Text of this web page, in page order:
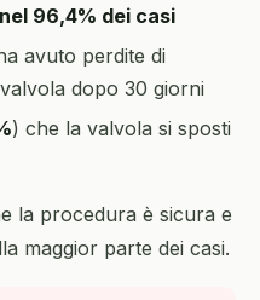
96,4% dei casi
avuto perdite di
dopo 30 giorni
) che la valvola si sposti
la procedura è sicura e
maggior parte dei casi.